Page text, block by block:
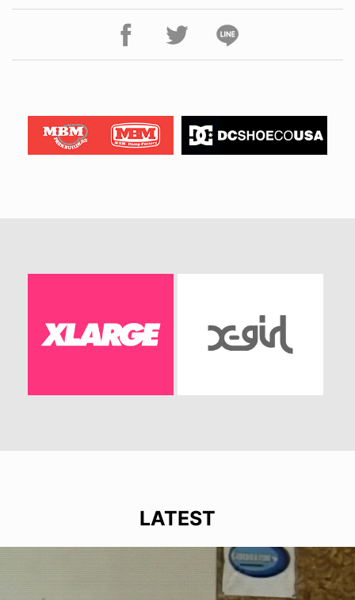
LATEST